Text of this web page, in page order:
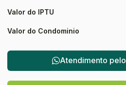
Valor do IPTU
Valor do Condominio
Atendimento pelo